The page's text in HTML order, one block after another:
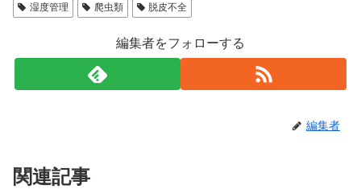
湿度管理 爬虫類 脱皮不全
編集者をフォローする
編集者
関連記事